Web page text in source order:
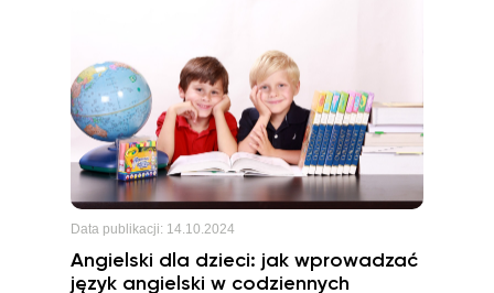
Data publikacji: 14.10.2024
Angielski dla dzieci: jak wprowadzać
język angielski w codziennych